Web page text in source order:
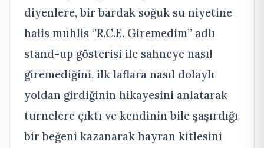
diyenlere, bir bardak soğuk su niyetine
halis muhlis ‘’R.C.E. Giremedim’’ adlı
stand-up gösterisi ile sahneye nasıl
giremediğini, ilk laflara nasıl dolaylı
yoldan girdiğinin hikayesini anlatarak
turnelere çıktı ve kendinin bile şaşırdığı
bir beğeni kazanarak hayran kitlesini